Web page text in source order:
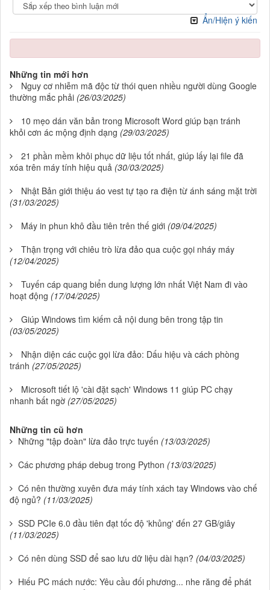
Ẩn/Hiện ý kiến
Những tin mới hơn
Nguy cơ nhiễm mã độc từ thói quen nhiều người dùng Google
thường mắc phải (26/03/2025)
10 mẹo dán văn bản trong Microsoft Word giúp bạn tránh
khỏi cơn ác mộng định dạng (29/03/2025)
21 phần mềm khôi phục dữ liệu tốt nhất, giúp lấy lại file đã
xóa trên máy tính hiệu quả (30/03/2025)
Nhật Bản giới thiệu áo vest tự tạo ra điện từ ánh sáng mặt trời
(31/03/2025)
Máy in phun khô đầu tiên trên thế giới (09/04/2025)
Thận trọng với chiêu trò lừa đảo qua cuộc gọi nháy máy
(12/04/2025)
Tuyến cáp quang biển dung lượng lớn nhất Việt Nam đi vào
hoạt động (17/04/2025)
Giúp Windows tìm kiếm cả nội dung bên trong tập tin
(03/05/2025)
Nhận diện các cuộc gọi lừa đảo: Dấu hiệu và cách phòng
tránh (27/05/2025)
Microsoft tiết lộ 'cài đặt sạch' Windows 11 giúp PC chạy
nhanh bất ngờ (27/05/2025)
Những tin cũ hơn
Những "tập đoàn" lừa đảo trực tuyến (13/03/2025)
Các phương pháp debug trong Python (13/03/2025)
Có nên thường xuyên đưa máy tính xách tay Windows vào chế
độ ngủ? (11/03/2025)
SSD PCIe 6.0 đầu tiên đạt tốc độ 'khủng' đến 27 GB/giây
(11/03/2025)
Có nên dùng SSD để sao lưu dữ liệu dài hạn? (04/03/2025)
Hiếu PC mách nước: Yêu cầu đối phương... nhe răng để phát